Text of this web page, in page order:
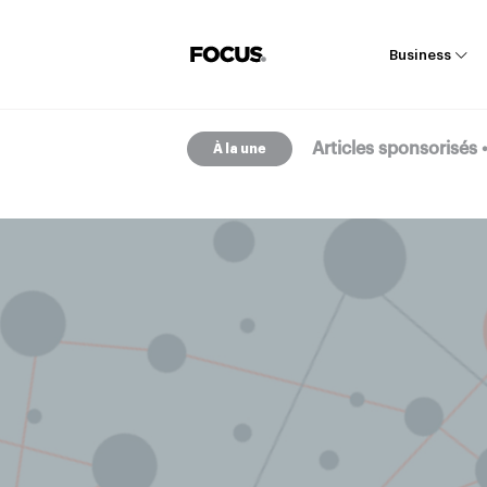
Business
À la une Articles sponsorisés